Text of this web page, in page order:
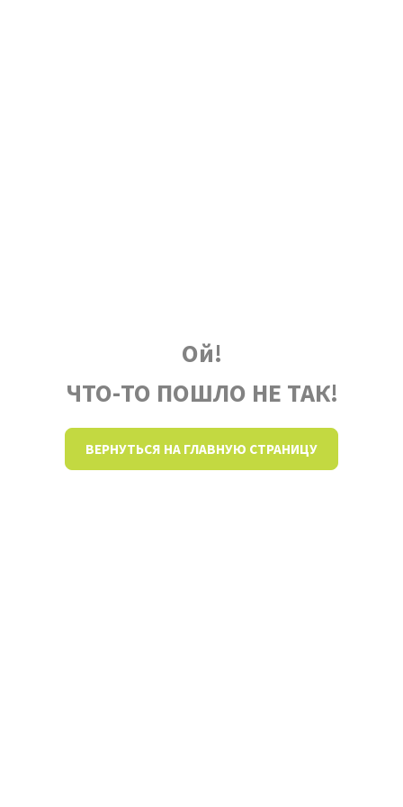
Ой!
ЧТО-ТО ПОШЛО НЕ ТАК!
ВЕРНУТЬСЯ НА ГЛАВНУЮ СТРАНИЦУ